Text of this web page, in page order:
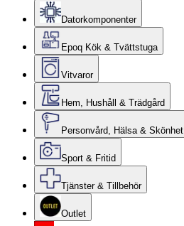
Datorkomponenter
Epoq Kök & Tvättstuga
Vitvaror
Hem, Hushåll & Trädgård
Personvård, Hälsa & Skönhet
Sport & Fritid
Tjänster & Tillbehör
Outlet